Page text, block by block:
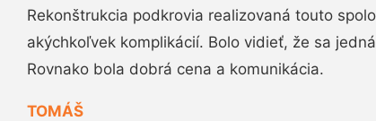
Rekonštrukcia podkrovia realizovaná touto
akýchkoľvek komplikácií. Bolo vidieť, že sa
Rovnako bola dobrá cena a komunikácia.
TOMÁŠ